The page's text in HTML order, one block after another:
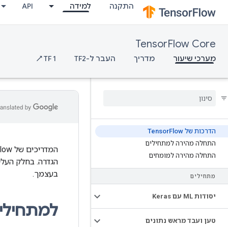
התקנה למידה API
TensorFlow Core
מערכי שיעור מדריך העבר ל-TF2 TF 1 ↗
הדרכות של Tensor Flow
התחלה מהירה למתחילים
התחלה מהירה למומחים
מתחילים
יסודות ML עם Keras
טען ועבד מראש נתונים
הגדרה. בחלק
בעצמך.